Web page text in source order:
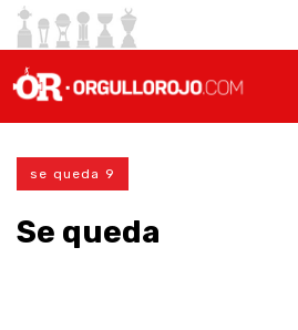
se queda 9
Se queda